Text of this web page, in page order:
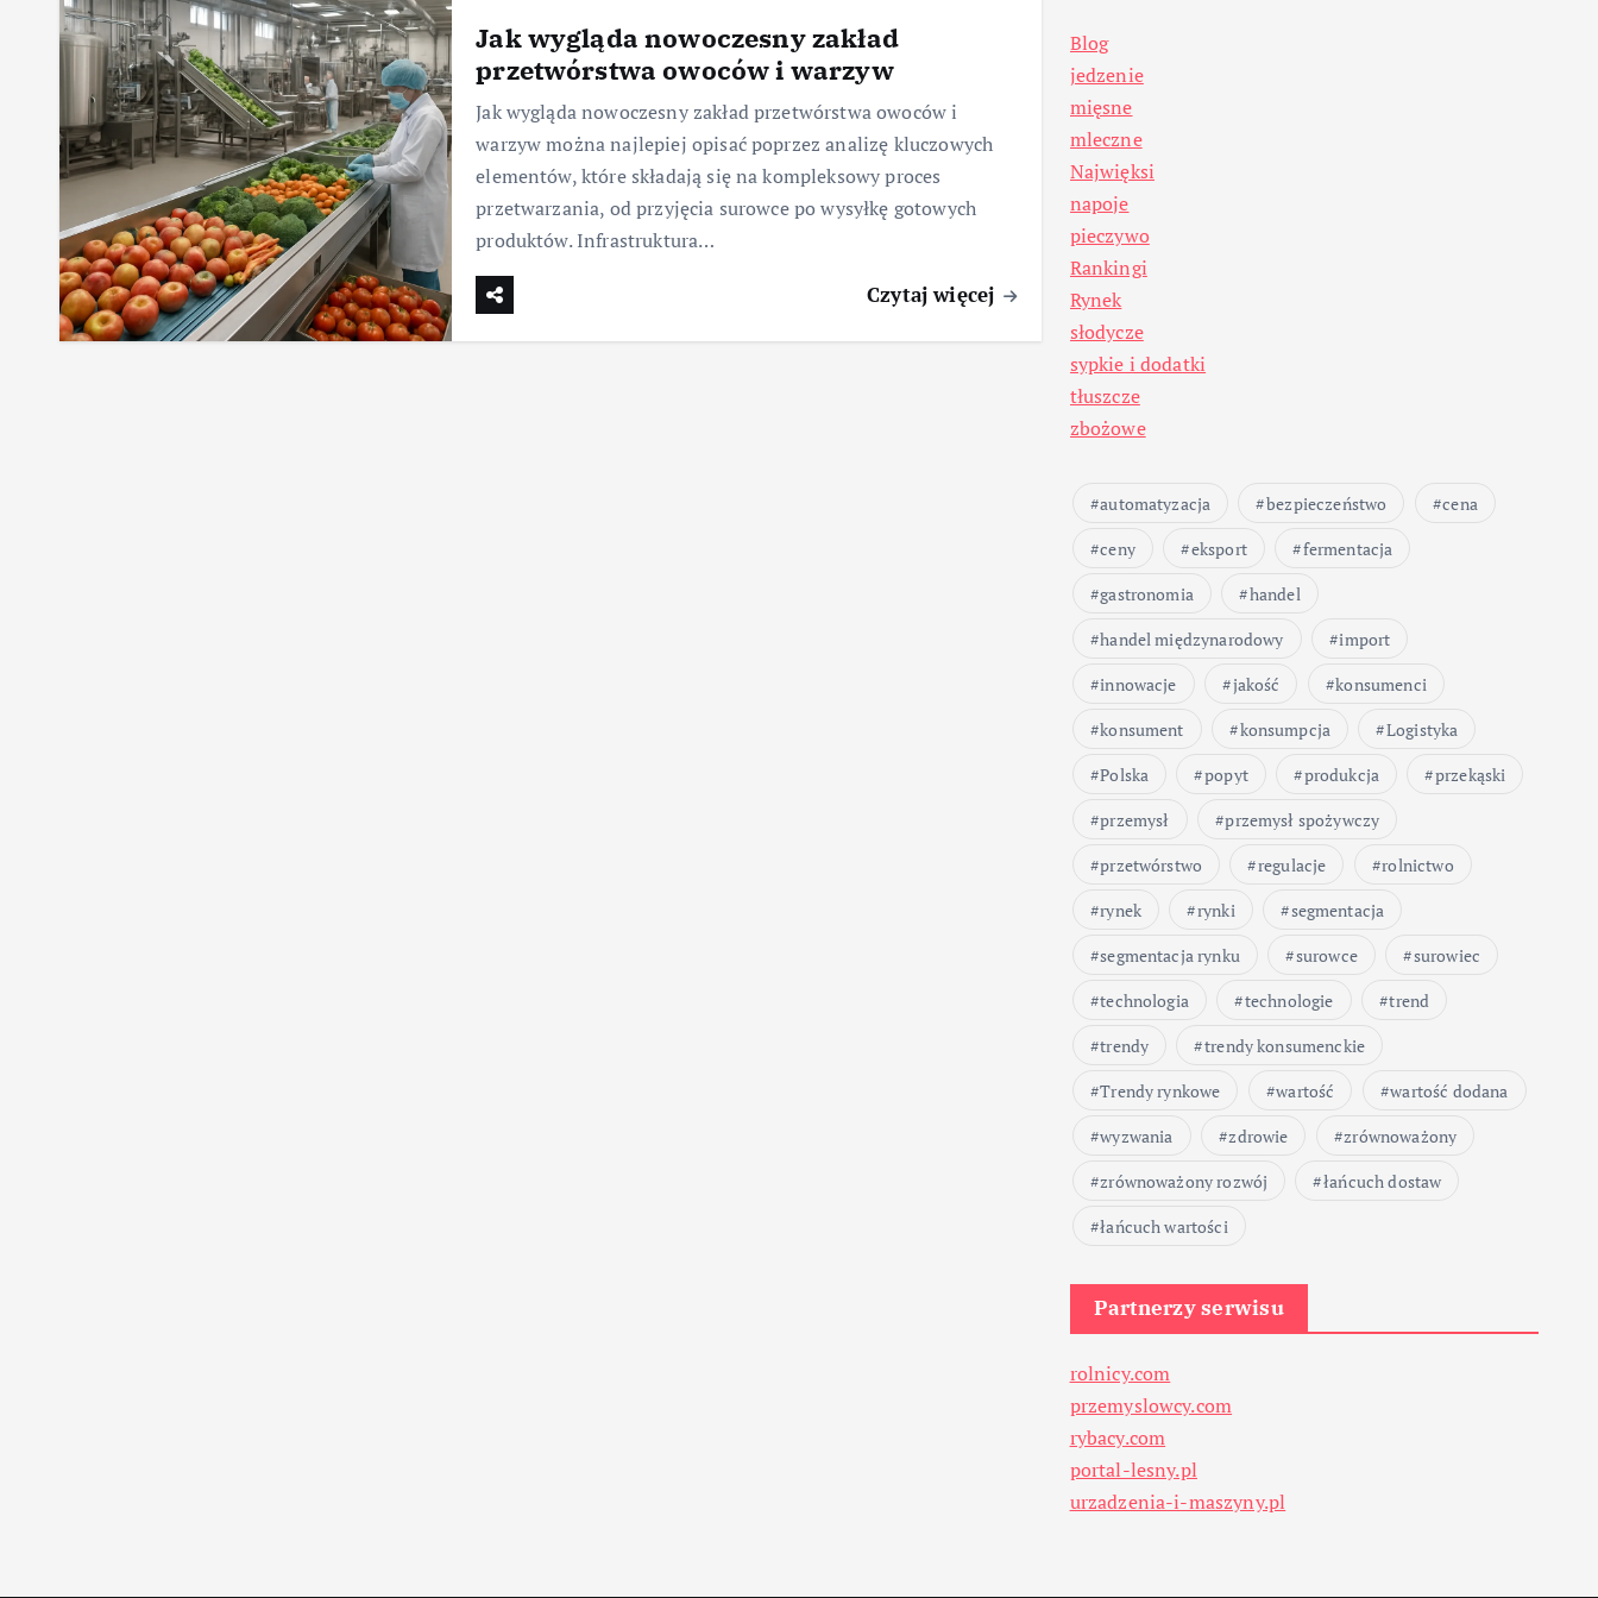
Jak wygląda nowoczesny zakład
przetwórstwa owoców i warzyw
Jak wygląda nowoczesny zakład przetwórstwa owoców i
warzyw można najlepiej opisać poprzez analizę kluczowych
elementów, które składają się na kompleksowy proces
przetwarzania, od przyjęcia surowce po wysyłkę gotowych
produktów. Infrastruktura…
Czytaj więcej
Blog
jedzenie
mięsne
mleczne
Najwięksi
napoje
pieczywo
Rankingi
Rynek
słodycze
sypkie i dodatki
tłuszcze
zbożowe
automatyzacja bezpieczeństwo
cena
ceny
eksport
fermentacja
gastronomia
handel
handel międzynarodowy
import
innowacje
jakość
konsumenci
konsument
konsumpcja
Logistyka
Polska
popyt produkcja
przekąski
przemysł
przemysł spożywczy
przetwórstwo
regulacje
rolnictwo
rynek
rynki
segmentacja
segmentacja rynku
surowce
surowiec
technologia
technologie
trend
trendy
trendy konsumenckie
Trendy rynkowe
wartość
wartość dodana
wyzwania
zdrowie
zrównoważony
zrównoważony rozwój
łańcuch dostaw
łańcuch wartości
Partnerzy serwisu
rolnicy.com
przemyslowcy.com
rybacy.com
portal-lesny.pl
urzadzenia-i-maszyny.pl